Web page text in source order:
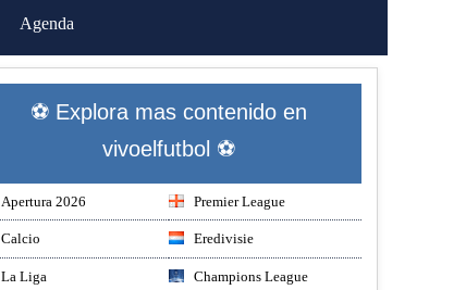
Agenda
⚽ Explora mas contenido en
vivoelfutbol ⚽
Apertura 2026 Premier League
Calcio Eredivisie
La Liga Champions League